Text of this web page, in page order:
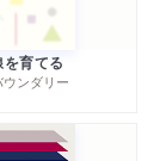
育てる
ウンダリー